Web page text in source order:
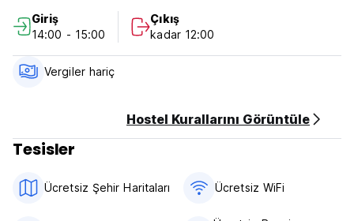
Giriş
14:00 - 15:00
Çıkış
kadar 12:00
Vergiler hariç
Hostel Kurallarını Görüntüle
Tesisler
Ücretsiz Şehir Haritaları Ücretsiz WiFi